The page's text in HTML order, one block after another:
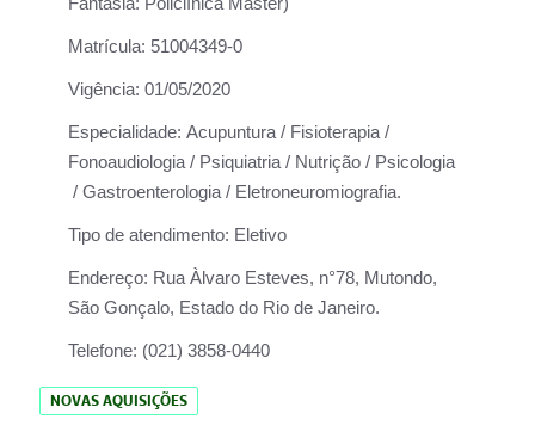
Matrícula: 51004349-0
Vigência: 01/05/2020
Especialidade: Acupuntura / Fisioterapia /
Fonoaudiologia / Psiquiatria / Nutrição / Psicologia
/ Gastroenterologia / Eletroneuromiografia.
Tipo de atendimento: Eletivo
Endereço: Rua Àlvaro Esteves, n°78, Mutondo,
São Gonçalo, Estado do Rio de Janeiro.
Telefone: (021) 3858-0440
NOVAS AQUISIÇÕES